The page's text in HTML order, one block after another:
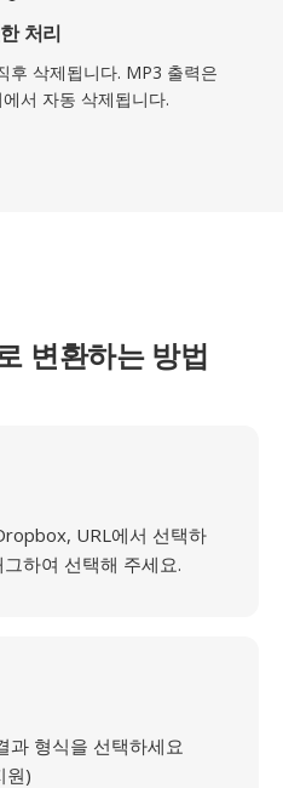
처리
후 삭제됩니다. MP3 출력은
서 자동 삭제됩니다.
변환하는 방법
URL에서 선택하
하여 선택해 주세요.
과 형식을 선택하세요
원)